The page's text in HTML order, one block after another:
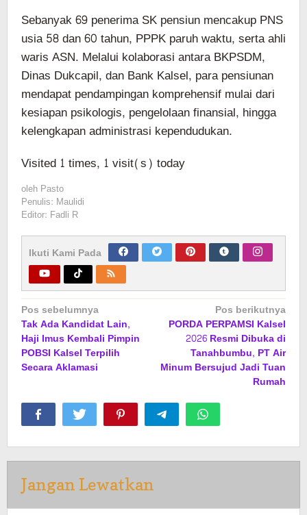
Sebanyak 69 penerima SK pensiun mencakup PNS
usia 58 dan 60 tahun, PPPK paruh waktu, serta ahli
waris ASN. Melalui kolaborasi antara BKPSDM,
Dinas Dukcapil, dan Bank Kalsel, para pensiunan
mendapat pendampingan komprehensif mulai dari
kesiapan psikologis, pengelolaan finansial, hingga
kelengkapan administrasi kependudukan.
Visited 1 times, 1 visit(s) today
oleh Pasto
Penulis: Maulidi
Editor: Fadli R
Ikuti Kami Pada
Navigasi
pos
Pos sebelumnya
Tak Ada Kandidat Lain,
Haji Imus Kembali Pimpin
POBSI Kalsel Terpilih
Secara Aklamasi
Pos berikutnya
PORDA PERPAMSI Kalsel
2026 Resmi Dibuka di
Tanahbumbu, PT Air
Minum Bersujud Jadi Tuan
Rumah
Jangan Lewatkan